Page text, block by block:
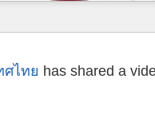
ศไทย has shared a